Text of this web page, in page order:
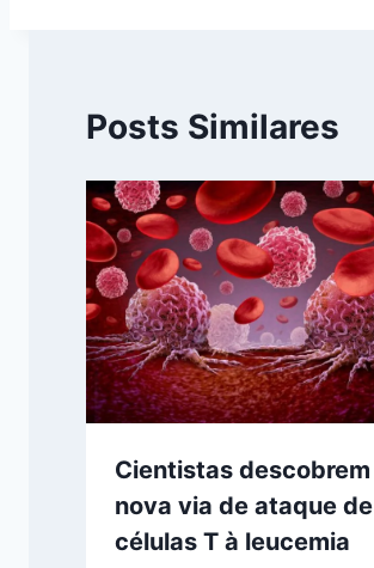
Posts Similares
Cientistas descobrem
nova via de ataque de
células T à leucemia